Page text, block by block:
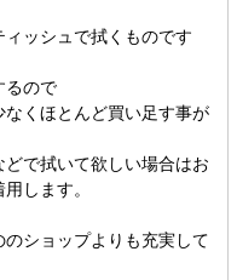
ッシュで拭くものです
るので
なくほとんど買い足す事が
で拭いて欲しい場合はお
します。
ショップよりも充実して